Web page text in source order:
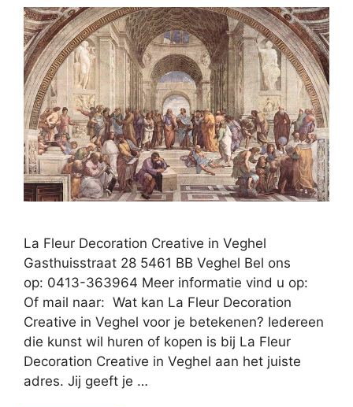
La Fleur Decoration Creative in Veghel
Gasthuisstraat 28 5461 BB Veghel Bel ons
op: 0413-363964 Meer informatie vind u op:
Of mail naar: Wat kan La Fleur Decoration
Creative in Veghel voor je betekenen? Iedereen
die kunst wil huren of kopen is bij La Fleur
Decoration Creative in Veghel aan het juiste
adres. Jij geeft je …